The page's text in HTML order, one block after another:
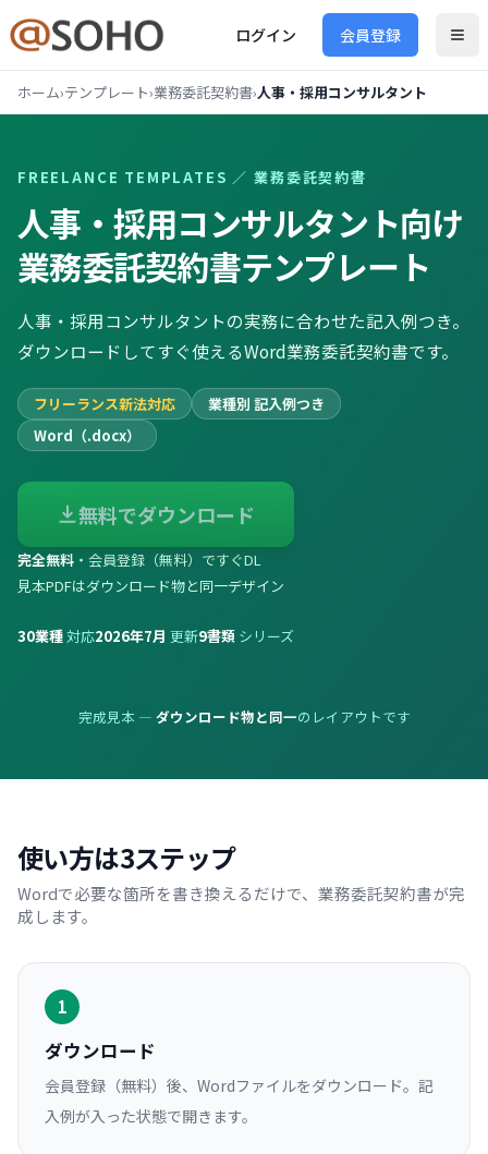
ログイン 会員登録
ホーム›テンプレート›業務委託契約書›人事・採用コンサルタント
FREELANCE TEMPLATES ／業務委託契約書
人事・採用コンサルタント向け
業務委託契約書テンプレート
人事・採用コンサルタントの実務に合わせた記入例つき。
ダウンロードしてすぐ使えるWord業務委託契約書です。
フリーランス新法対応
業種別 記入例つき
Word（.docx）
無料でダウンロード
完全無料 ・会員登録（無料）ですぐDL
見本PDFはダウンロード物と同一デザイン
30業種対応2026年7月 更新9書類 シリーズ
完成見本 — ダウンロード物と同一のレイアウトです
使い方は3ステップ
Wordで必要な箇所を書き換えるだけで、業務委託契約書が完
成します。
1
ダウンロード
会員登録（無料）後、Wordファイルをダウンロード。記
入例が入った状態で開きます。